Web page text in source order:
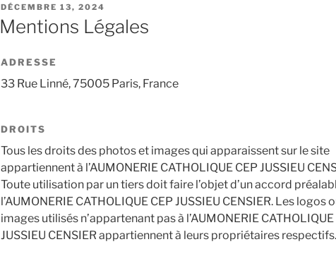
PUBLIÉ
LE
DÉCEMBRE 13, 2024
Mentions Légales
ADRESSE
33 Rue Linné, 75005 Paris, France
DROITS
Tous les droits des photos et images qui apparaissent sur le site
appartiennent à l’AUMONERIE CATHOLIQUE CEP JUSSIEU
Toute utilisation par un tiers doit faire l’objet d’un accord
l’AUMONERIE CATHOLIQUE CEP JUSSIEU CENSIER. Les logos
images utilisés n’appartenant pas à l’AUMONERIE CATHOLIQUE
JUSSIEU CENSIER appartiennent à leurs propriétaires respectifs.